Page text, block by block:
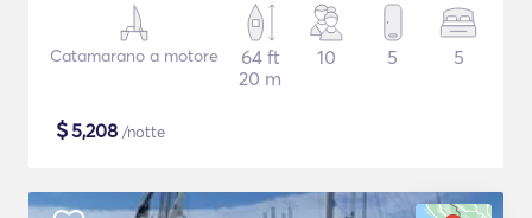
Catamarano a motore
64 ft
20 m
10 5 5
$5,208 /notte